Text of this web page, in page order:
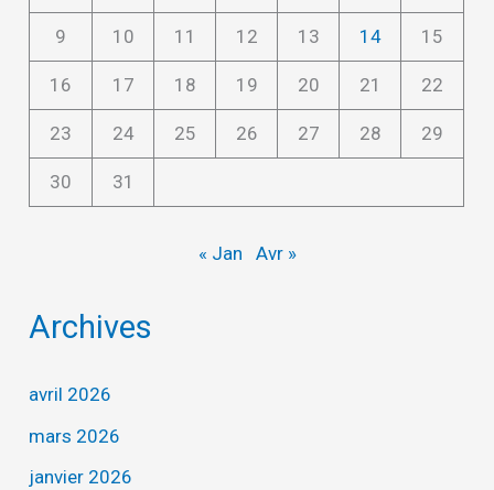
9 10 11 12 13 14 15
16 17 18 19 20 21 22
23 24 25 26 27 28 29
30 31
« Jan Avr »
Archives
avril 2026
mars 2026
janvier 2026